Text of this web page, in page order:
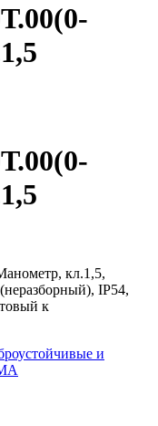
кл.1,5,
IP54,
к
и